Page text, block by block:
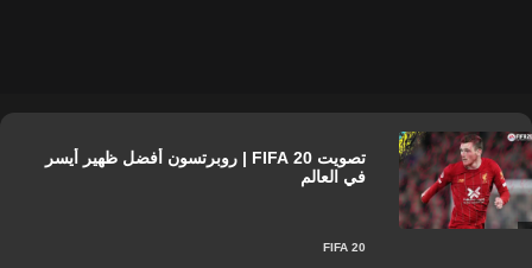
FIFA 20
تصويت FIFA 20 | روبرتسون أفضل ظهير أيسر
في العالم